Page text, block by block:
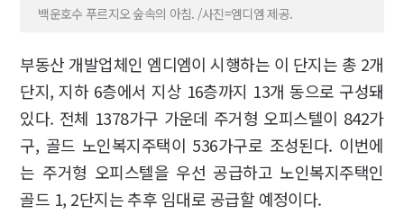
백운호수 푸르지오 숲속의 아침. /사진=엠디엠 제공.
부동산 개발업체인 엠디엠이 시행하는 이 단지는 총 2개
단지, 지하 6층에서 지상 16층까지 13개 동으로 구성돼
있다. 전체 1378가구 가운데 주거형 오피스텔이 842가
구, 골드 노인복지주택이 536가구로 조성된다. 이번에
는 주거형 오피스텔을 우선 공급하고 노인복지주택인
골드 1, 2단지는 추후 임대로 공급할 예정이다.